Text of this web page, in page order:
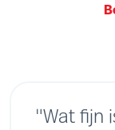
"Wat fijn